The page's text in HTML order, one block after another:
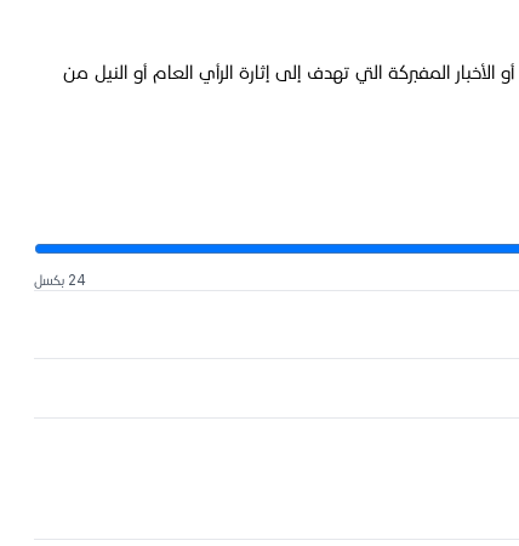
المفبركة التي تهدف إلى إثارة الرأي العام أو النيل من
24 بكسل